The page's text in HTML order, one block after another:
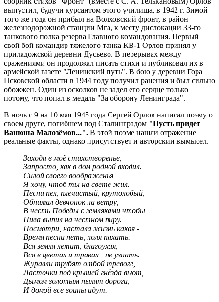
выпустил, будучи курсантом этого училища, в 1942 г. Зимой
того же года он прибыл на Волховский фронт, в район
железнодорожной станции Мга, к месту дислокации 33-го
танкового полка резерва Главного командования. Первый
свой бой командир тяжелого танка КВ-1 Орлов принял у
приладожской деревни Дусьево. В перерывах между
сражениями он продолжал писать стихи и публиковал их в
армейской газете "Ленинский путь". В бою у деревни Гора
Псковской области в 1944 году получил ранения и был сильно
обожжен. Один из осколков не задел его сердце только
потому, что попал в медаль "За оборону Ленинграда".
В ночь с 9 на 10 мая 1945 года Сергей Орлов написал поэму о
своем друге, погибшем под Сталинградом "Пусть придет
Ванюша Малозёмов...". В этой поэме нашли отражение
реальные факты, однако присутствует и авторский вымысел.
Заходи в моё стихотворенье,
Запросто, как в дом родной входил.
Силой своего воображенья
Я хочу, чтоб ты на свете жил.
Песни пел, плечистый, крутолобый,
Обнимал девчонок на ветру,
В честь Победы с земляками чтобы
Пива выпил на честном пиру.
Посмотри, настала жизнь какая -
Время песни петь, поля пахать.
Вся земля летит, благоухая,
Вся в цветах и травах - не узнать.
Журавли трубят отбой тревоге,
Ласточки под крышей гнёзда вьют,
Дымом золотым пылят дороги,
И домой все воины идут.